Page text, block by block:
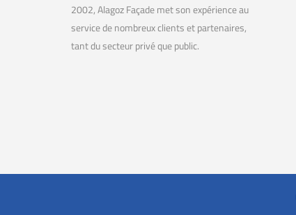
2002, Alagoz Façade met son expérience au
service de nombreux clients et partenaires,
tant du secteur privé que public.